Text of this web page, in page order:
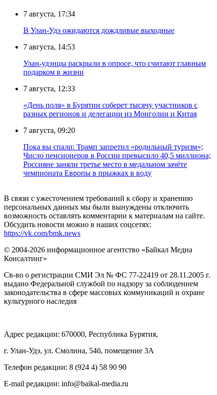
7 августа, 17:34
В Улан-Удэ ожидаются дождливые выходные
7 августа, 14:53
Улан-удэнцы раскрыли в опросе, что считают главным
подарком в жизни
7 августа, 12:33
«День поля» в Бурятии соберет тысячу участников с
разных регионов и делегации из Монголии и Китая
7 августа, 09:20
Пока вы спали: Трамп запретил «родильный туризм»;
Число пенсионеров в России превысило 40,5 миллиона;
Россияне заняли третье место в медальном зачёте
чемпионата Европы в прыжках в воду
В связи с ужесточением требований к сбору и хранению
персональных данных мы были вынуждены отключить
возможность оставлять комментарии к материалам на сайте.
Обсудить новости можно в наших соцсетях:
https://vk.com/bmk.news
© 2004-2026 информационное агентство «Байкал Медиа
Консалтинг»
Св-во о регистрации СМИ Эл № ФС 77-22419 от 28.11.2005 г.
выдано Федеральной службой по надзору за соблюдением
законодательства в сфере массовых коммуникаций и охране
культурного наследия
Адрес редакции: 670000, Республика Бурятия,
г. Улан-Удэ, ул. Смолина, 54б, помещение 3А
Телефон редакции: ‎‎8 (924 4) 58 90 90
E-mail редакции: info@baikal-media.ru